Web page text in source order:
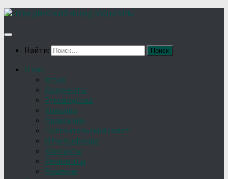
Найти:
О нас
Устав
Документы
Руководство
Команда
Правление
Попечительский совет
Отчёты фонда
Контакты
Реквизиты
Решение